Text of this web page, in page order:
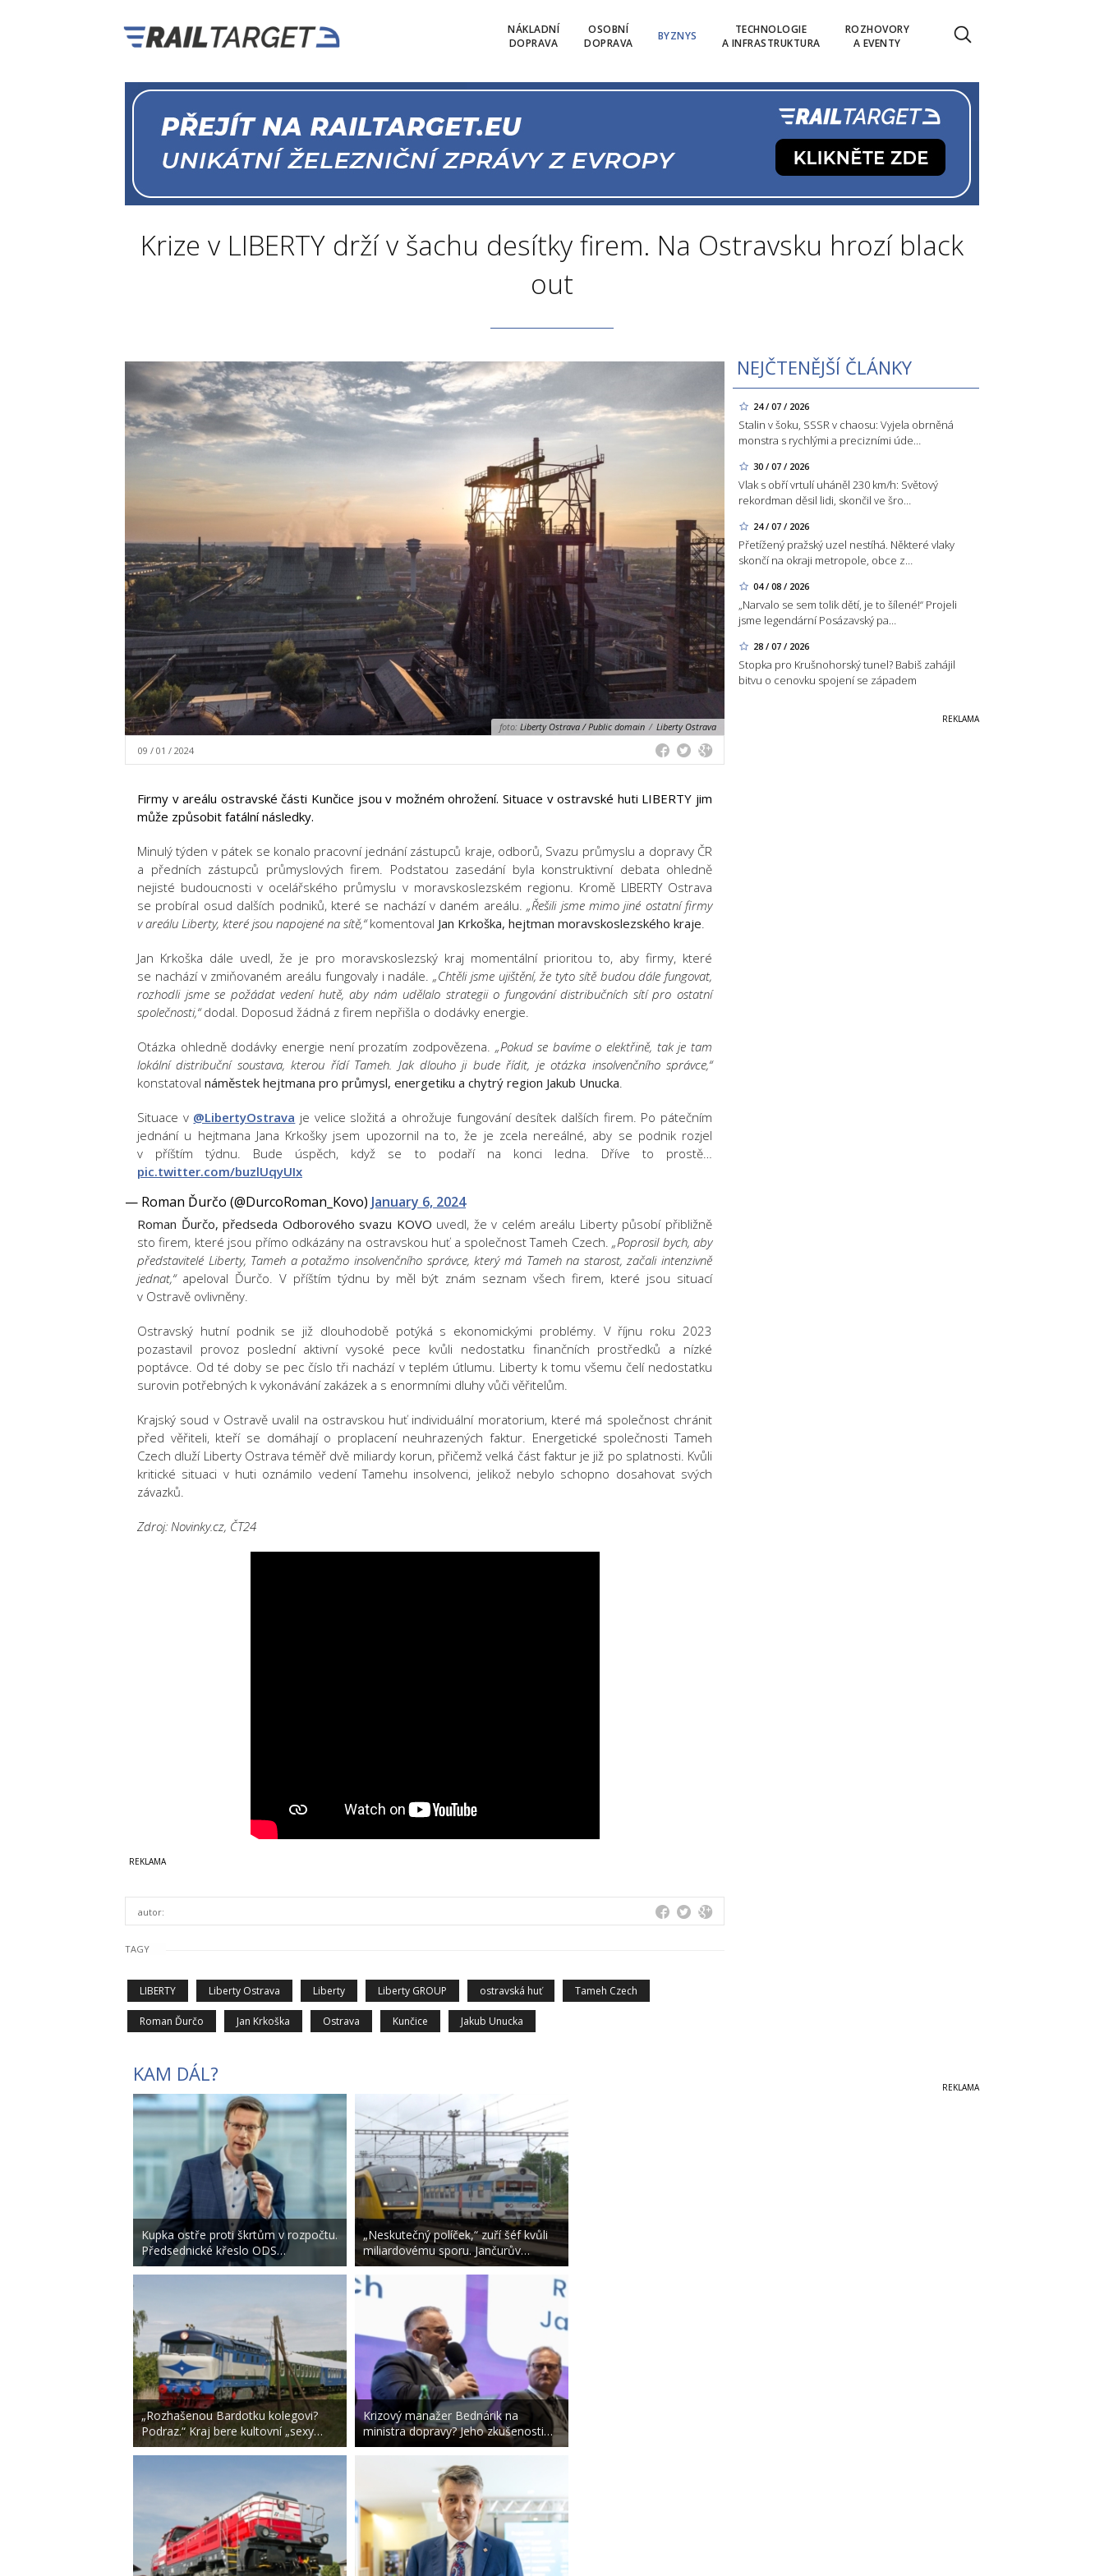
NÁKLADNÍ
DOPRAVA
OSOBNÍ
DOPRAVA
BYZNYS
TECHNOLOGIE
A INFRASTRUKTURA
ROZHOVORY
A EVENTY
Krize v LIBERTY drží v šachu desítky firem. Na Ostravsku hrozí black
out
NEJČTENĚJŠÍ ČLÁNKY
24 / 07 / 2026
Stalin v šoku, SSSR v chaosu: Vyjela obrněná
monstra s rychlými a precizními úde…
30 / 07 / 2026
Vlak s obří vrtulí uháněl 230 km/h: Světový
rekordman děsil lidi, skončil ve šro…
24 / 07 / 2026
Přetížený pražský uzel nestíhá. Některé vlaky
skončí na okraji metropole, obce z…
04 / 08 / 2026
„Narvalo se sem tolik dětí, je to šílené!“ Projeli
jsme legendární Posázavský pa…
28 / 07 / 2026
Stopka pro Krušnohorský tunel? Babiš zahájil
bitvu o cenovku spojení se západem
foto: Liberty Ostrava / Public domain / Liberty Ostrava
09 / 01 / 2024
Firmy v areálu ostravské části Kunčice jsou v možném ohrožení. Situace v ostravské huti LIBERTY jim
může způsobit fatální následky.
Minulý týden v pátek se konalo pracovní jednání zástupců kraje, odborů, Svazu průmyslu a dopravy ČR
a předních zástupců průmyslových firem. Podstatou zasedání byla konstruktivní debata ohledně
nejisté budoucnosti v ocelářského průmyslu v moravskoslezském regionu. Kromě LIBERTY Ostrava
se probíral osud dalších podniků, které se nachází v daném areálu.„Řešili jsme mimo jiné ostatní firmy
v areálu Liberty, které jsou napojené na sítě,“komentoval Jan Krkoška, hejtman moravskoslezského kraje.
Jan Krkoška dále uvedl, že je pro moravskoslezský kraj momentální prioritou to, aby firmy, které
se nachází v zmiňovaném areálu fungovaly i nadále. „Chtěli jsme ujištění, že tyto sítě budou dále fungovat,
rozhodli jsme se požádat vedení hutě, aby nám udělalo strategii o fungování distribučních sítí pro ostatní
společnosti,“dodal. Doposud žádná z firem nepřišla o dodávky energie.
Otázka ohledně dodávky energie není prozatím zodpovězena. „Pokud se bavíme o elektřině, tak je tam
lokální distribuční soustava, kterou řídí Tameh. Jak dlouho ji bude řídit, je otázka insolvenčního správce,“
konstatoval náměstek hejtmana pro průmysl, energetiku a chytrý region Jakub Unucka.
Situace v @LibertyOstrava je velice složitá a ohrožuje fungování desítek dalších firem. Po pátečním
jednání u hejtmana Jana Krkošky jsem upozornil na to, že je zcela nereálné, aby se podnik rozjel
v příštím týdnu. Bude úspěch, když se to podaří na konci ledna. Dříve to prostě…
pic.twitter.com/buzlUqyUIx
— Roman Ďurčo (@DurcoRoman_Kovo) January 6, 2024
Roman Ďurčo, předseda Odborového svazu KOVO uvedl, že v celém areálu Liberty působí přibližně
sto firem, které jsou přímo odkázány na ostravskou huť a společnost Tameh Czech.„Poprosil bych, aby
představitelé Liberty, Tameh a potažmo insolvenčního správce, který má Tameh na starost, začali intenzivně
jednat,“apeloval Ďurčo. V příštím týdnu by měl být znám seznam všech firem, které jsou situací
v Ostravě ovlivněny.
Ostravský hutní podnik se již dlouhodobě potýká s ekonomickými problémy. V říjnu roku 2023
pozastavil provoz poslední aktivní vysoké pece kvůli nedostatku finančních prostředků a nízké
poptávce. Od té doby se pec číslo tři nachází v teplém útlumu. Liberty k tomu všemu čelí nedostatku
surovin potřebných k vykonávání zakázek a s enormními dluhy vůči věřitelům.
Krajský soud v Ostravě uvalil na ostravskou huť individuální moratorium, které má společnost chránit
před věřiteli, kteří se domáhají o proplacení neuhrazených faktur. Energetické společnosti Tameh
Czech dluží Liberty Ostrava téměř dvě miliardy korun, přičemž velká část faktur je již po splatnosti. Kvůli
kritické situaci v huti oznámilo vedení Tamehu insolvenci, jelikož nebylo schopno dosahovat svých
závazků.
Zdroj: Novinky.cz, ČT24
autor:
TAGY
LIBERTY Liberty Ostrava Liberty Liberty GROUP ostravská huť Tameh Czech
Roman Ďurčo Jan Krkoška Ostrava Kunčice Jakub Unucka
KAM DÁL?
Kupka ostře proti škrtům v rozpočtu.
Předsednické křeslo ODS…
„Rozhašenou Bardotku kolegovi?
Podraz.“ Kraj bere kultovní „sexy…
„Neskutečný políček,“ zuří šéf kvůli
miliardovému sporu. Jančurův…
Krizový manažer Bednárik na
ministra dopravy? Jeho zkušenosti…